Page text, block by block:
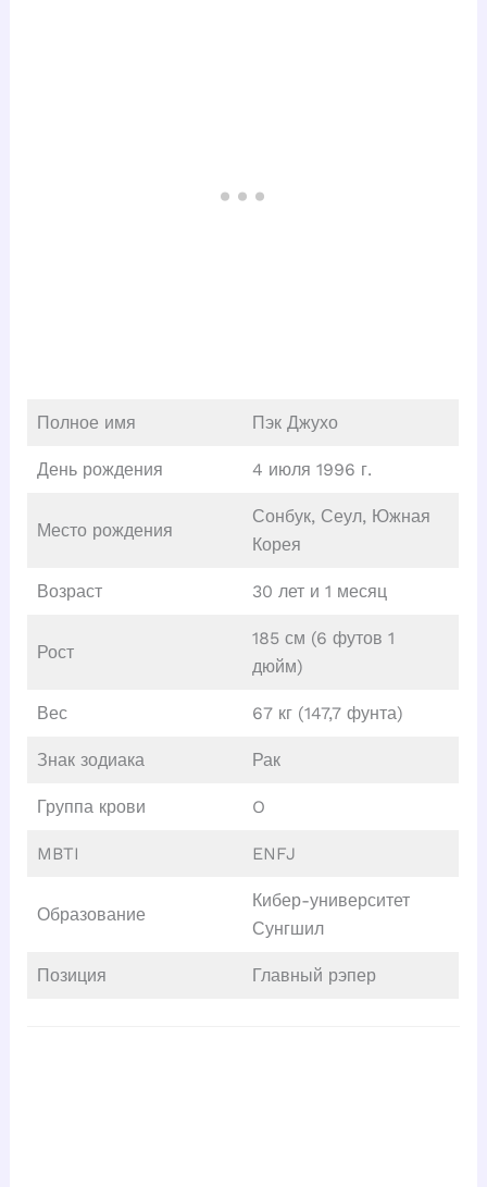
Полное имя Пэк Джухо
День рождения 4 июля 1996 г.
Место рождения
Сонбук, Сеул, Южная
Корея
Возраст 30 лет и 1 месяц
Рост
185 см (6 футов 1
дюйм)
Вес 67 кг (147,7 фунта)
Знак зодиака Рак
Группа крови O
MBTI ENFJ
Образование
Кибер-университет
Сунгшил
Позиция Главный рэпер